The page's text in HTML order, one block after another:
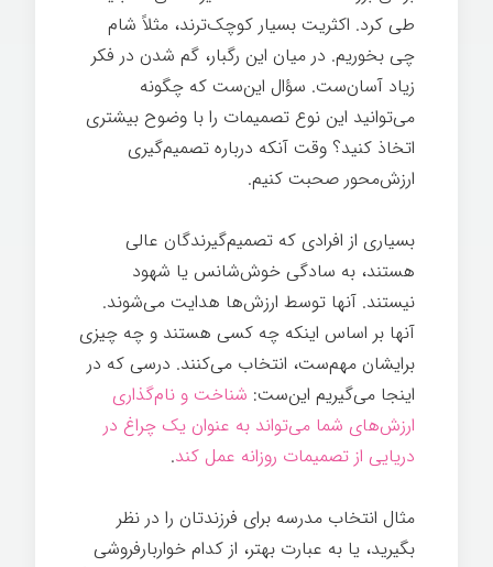
طی کرد. اکثریت بسیار کوچک‌ترند، مثلاً شام
چی بخوریم. در میان این رگبار، گم شدن در فکر
زیاد آسان‌ست. سؤال این‌ست که چگونه
می‌توانید این نوع تصمیمات را با وضوح بیشتری
اتخاذ کنید؟ وقت آنکه درباره تصمیم‌گیری
ارزش‌محور صحبت کنیم.
بسیاری از افرادی که تصمیم‌گیرندگان عالی
هستند، به سادگی خوش‌شانس یا شهود
نیستند. آنها توسط ارزش‌ها هدایت می‌شوند.
آنها بر اساس اینکه چه کسی هستند و چه چیزی
برایشان مهم‌ست، انتخاب می‌کنند. درسی که در
اینجا می‌گیریم این‌ست: شناخت و نام‌گذاری
ارزش‌های شما می‌تواند به عنوان یک چراغ در
دریایی از تصمیمات روزانه عمل کند.
مثال انتخاب مدرسه برای فرزندتان را در نظر
بگیرید، یا به عبارت بهتر، از کدام خواربارفروشی